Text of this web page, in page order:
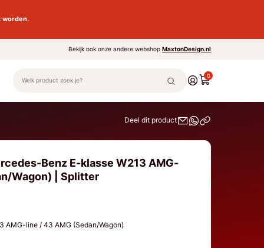
worden.
Bekijk ook onze andere webshopMaxtonDesign.nl
0
Deel dit product
Benz E-klasse W213 AMG-
Wagon) | Splitter
AMG-line / 43 AMG (Sedan/Wagon)